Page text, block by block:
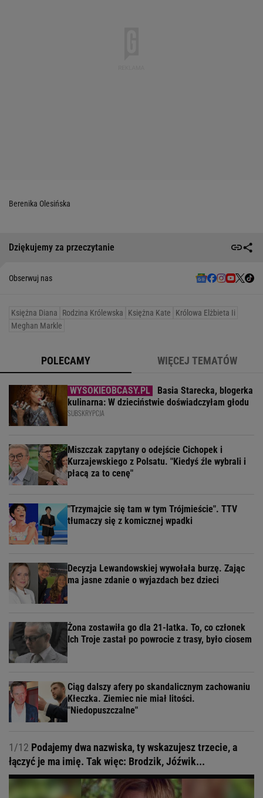
Berenika Olesińska
Dziękujemy za przeczytanie
Obserwuj nas
Księżna Diana Rodzina Królewska Księżna Kate
Królowa Elżbieta Ii
Meghan Markle
POLECAMY WIĘCEJ TEMATÓW
Basia Starecka, blogerka
kulinarna: W dzieciństwie doświadczyłam głodu
SUBSKRYPCJA
Miszczak zapytany o odejście Cichopek i
Kurzajewskiego z Polsatu. "Kiedyś źle wybrali i
płacą za to cenę"
"Trzymajcie się tam w tym Trójmieście". TTV
tłumaczy się z komicznej wpadki
Decyzja Lewandowskiej wywołała burzę. Zając
ma jasne zdanie o wyjazdach bez dzieci
Żona zostawiła go dla 21-latka. To, co członek
Ich Troje zastał po powrocie z trasy, było ciosem
Ciąg dalszy afery po skandalicznym zachowaniu
Kłeczka. Ziemiec nie miał litości.
"Niedopuszczalne"
1/12 Podajemy dwa nazwiska, ty wskazujesz trzecie, a
łączyć je ma imię. Tak więc: Brodzik, Jóźwik...